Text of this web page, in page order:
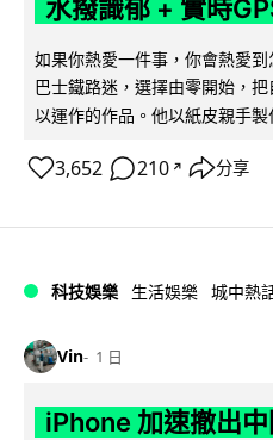
水撥識郁 + 實時
如果你熱愛一件事，你會熱愛
巴士鐵路迷，選擇由零開始，
以運作的作品。他以紙皮親手製
3,652 210 ↗ 分享
科技娛樂 生活娛樂 城中熱
Vin 1 日
iPhone 加速撤出